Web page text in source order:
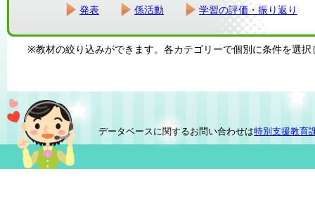
発表 係活動 学習の評価・振り返り
※教材の絞り込みができます。各カテゴリーで個別に条件を選択
データベースに関するお問い合わせは特別支援教育